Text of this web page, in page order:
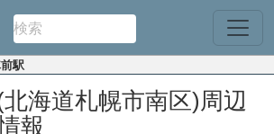
駅
海道札幌市南区)周辺
報